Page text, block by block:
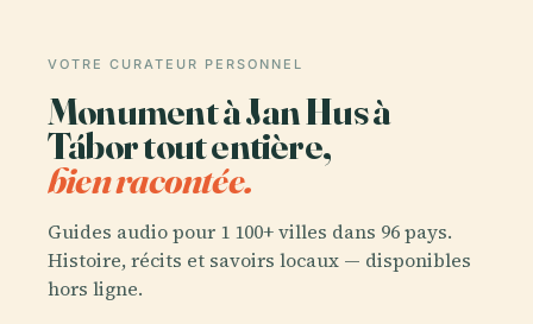
VOTRE CURATEUR PERSONNEL
Monument à Jan Hus à
Tábor tout entière,
bien racontée.
Guides audio pour 1 100+ villes dans 96 pays.
Histoire, récits et savoirs locaux — disponibles
hors ligne.